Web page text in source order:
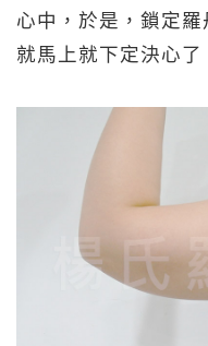
心中，於是，鎖定羅
就馬上就下定決心了